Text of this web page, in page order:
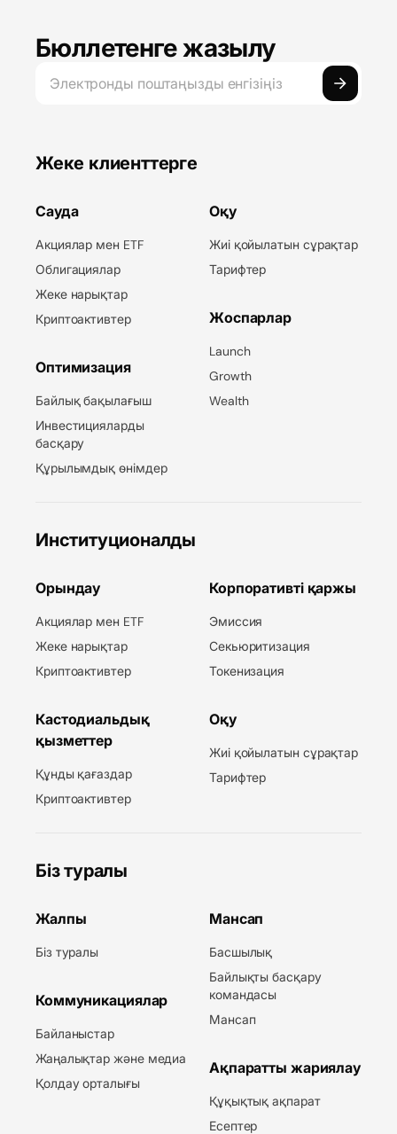
Бюллетенге жазылу
Жеке клиенттерге
Сауда
Акциялар мен ETF
Облигациялар
Жеке нарықтар
Криптоактивтер
Оптимизация
Байлық бақылағыш
Инвестицияларды
басқару
Құрылымдық өнімдер
Оқу
Жиі қойылатын сұрақтар
Тарифтер
Жоспарлар
Launch
Growth
Wealth
Институционалды
Орындау
Акциялар мен ETF
Жеке нарықтар
Криптоактивтер
Кастодиальдық
қызметтер
Құнды қағаздар
Криптоактивтер
Корпоративті қаржы
Эмиссия
Секьюритизация
Токенизация
Оқу
Жиі қойылатын сұрақтар
Тарифтер
Біз туралы
Жалпы
Біз туралы
Коммуникациялар
Байланыстар
Жаңалықтар және медиа
Қолдау орталығы
Мансап
Басшылық
Байлықты басқару
командасы
Мансап
Ақпаратты жариялау
Құқықтық ақпарат
Есептер